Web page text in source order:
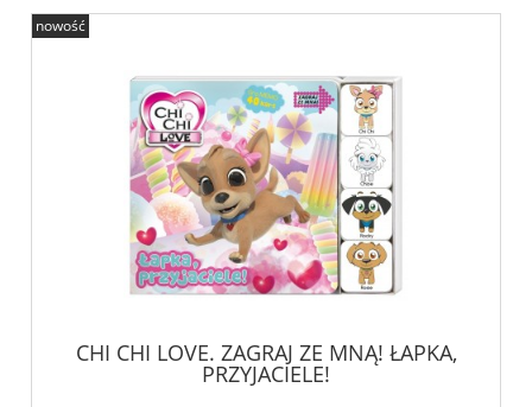
CHI CHI LOVE. ZAGRAJ ZE MNĄ! ŁAPKA,
PRZYJACIELE!
nowość